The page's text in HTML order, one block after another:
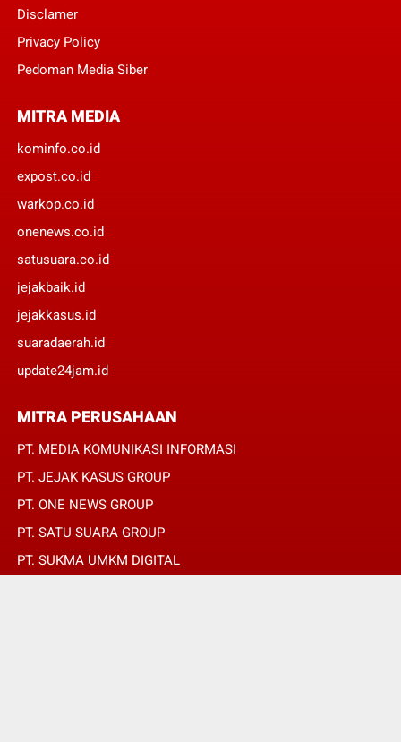
Disclamer
Privacy Policy
Pedoman Media Siber
MITRA MEDIA
kominfo.co.id
expost.co.id
warkop.co.id
onenews.co.id
satusuara.co.id
jejakbaik.id
jejakkasus.id
suaradaerah.id
update24jam.id
MITRA PERUSAHAAN
PT. MEDIA KOMUNIKASI INFORMASI
PT. JEJAK KASUS GROUP
PT. ONE NEWS GROUP
PT. SATU SUARA GROUP
PT. SUKMA UMKM DIGITAL